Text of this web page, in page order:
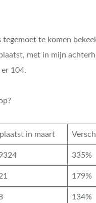
te komen
met in mijn
104.
in maart
335%
179%
134%